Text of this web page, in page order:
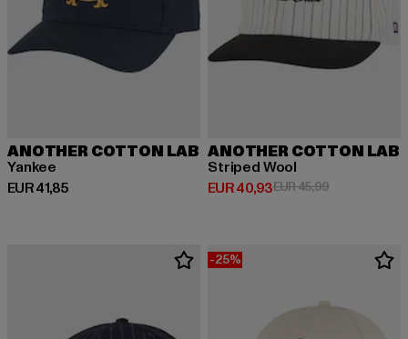
ANOTHER COTTON LAB
Yankee
EUR 41,85
Huidige prijs: EUR 41,85
ANOTHER COTTON LAB
Striped Wool
EUR 40,93
Huidige prijs: EUR 40,93
EUR 45,99Actieprijs:
-25%